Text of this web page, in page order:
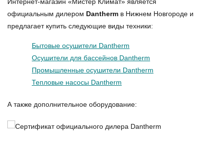
официальным дилером Dantherm в Нижнем Новгороде и
предлагает купить следующие виды техники:
Бытовые осушители Dantherm
Осушители для бассейнов Dantherm
Промышленные осушители Dantherm
Тепловые насосы Dantherm
А также дополнительное оборудование: